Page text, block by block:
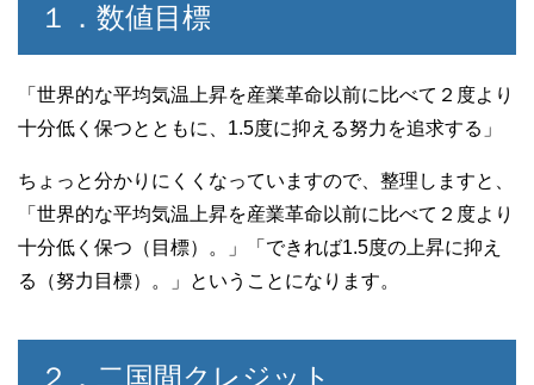
１．数値目標
「世界的な平均気温上昇を産業革命以前に比べて２度より
十分低く保つとともに、1.5度に抑える努力を追求する」
ちょっと分かりにくくなっていますので、整理しますと、
「世界的な平均気温上昇を産業革命以前に比べて２度より
十分低く保つ（目標）。」「できれば1.5度の上昇に抑え
る（努力目標）。」ということになります。
２．二国間クレジット